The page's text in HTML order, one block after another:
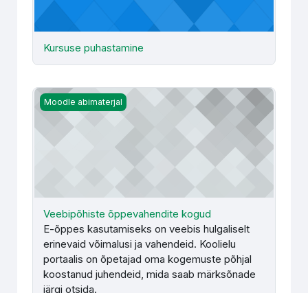
Kursuse puhastamine
Veebipõhiste õppevahendite kogud
Moodle abimaterjal
Veebipõhiste õppevahendite kogud
E-õppes kasutamiseks on veebis hulgaliselt
erinevaid võimalusi ja vahendeid. Koolielu
portaalis on õpetajad oma kogemuste põhjal
koostanud juhendeid, mida saab märksõnade
järgi otsida.